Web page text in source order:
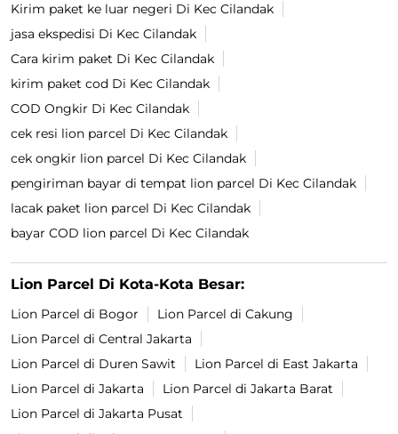
Kirim paket ke luar negeri Di Kec Cilandak
jasa ekspedisi Di Kec Cilandak
Cara kirim paket Di Kec Cilandak
kirim paket cod Di Kec Cilandak
COD Ongkir Di Kec Cilandak
cek resi lion parcel Di Kec Cilandak
cek ongkir lion parcel Di Kec Cilandak
pengiriman bayar di tempat lion parcel Di Kec Cilandak
lacak paket lion parcel Di Kec Cilandak
bayar COD lion parcel Di Kec Cilandak
Lion Parcel Di Kota-Kota Besar:
Lion Parcel di Bogor
Lion Parcel di Cakung
Lion Parcel di Central Jakarta
Lion Parcel di Duren Sawit
Lion Parcel di East Jakarta
Lion Parcel di Jakarta
Lion Parcel di Jakarta Barat
Lion Parcel di Jakarta Pusat